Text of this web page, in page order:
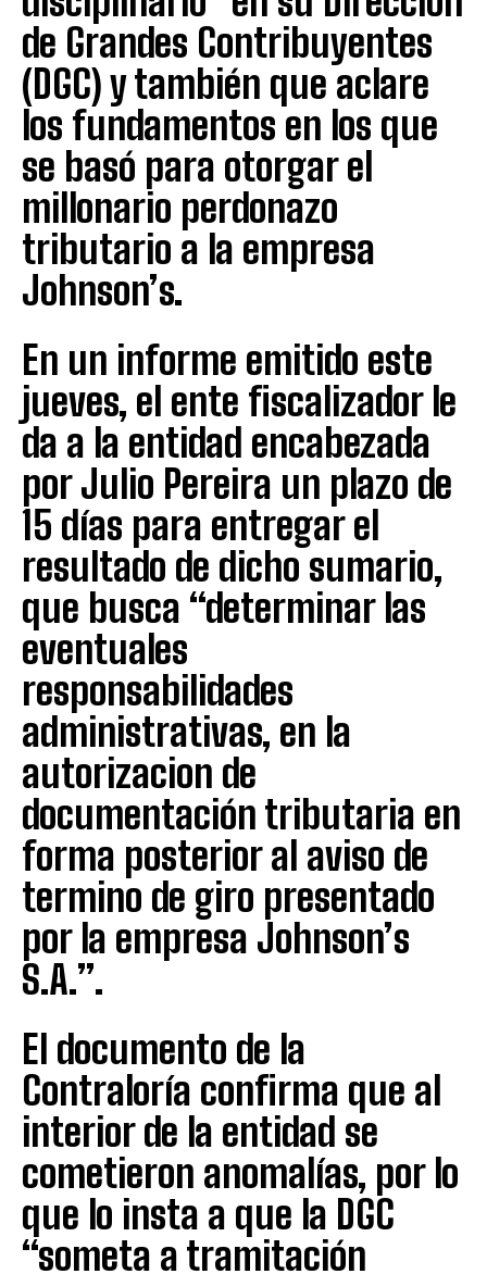
de Grandes Contribuyentes
(DGC) y también que aclare
los fundamentos en los que
se basó para otorgar el
millonario perdonazo
tributario a la empresa
Johnson’s.
En un informe emitido este
jueves, el ente fiscalizador le
da a la entidad encabezada
por Julio Pereira un plazo de
15 días para entregar el
resultado de dicho sumario,
que busca “determinar las
eventuales
responsabilidades
administrativas, en la
autorizacion de
documentación tributaria en
forma posterior al aviso de
termino de giro presentado
por la empresa Johnson’s
S.A.”.
El documento de la
Contraloría confirma que al
interior de la entidad se
cometieron anomalías, por lo
que lo insta a que la DGC
“someta a tramitación